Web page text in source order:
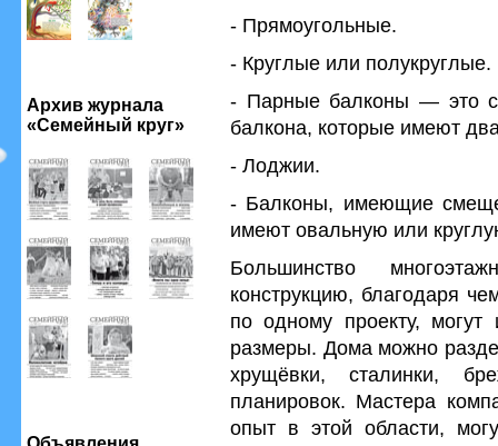
Архив журнала
«Семейный круг»
- Прямоугольные.
- Круглые или полукруглые.
- Парные балконы — это
балкона, которые имеют
- Лоджии.
- Балконы, имеющие
имеют овальную или
Большинство
конструкцию, благодаря
по одному проекту, могут
размеры. Дома можно
хрущёвки, сталинки,
планировок. Мастера
опыт в этой области,